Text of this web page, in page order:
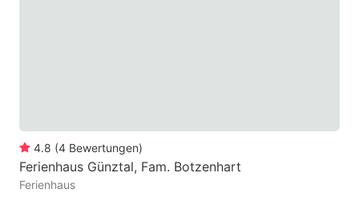
4.8 (4 Bewertungen)
Ferienhaus Günztal, Fam. Botzenhart
Ferienhaus